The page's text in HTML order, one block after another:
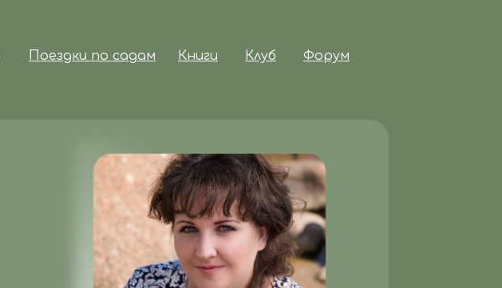
Клуб
Книги
Поездки по садам Форум